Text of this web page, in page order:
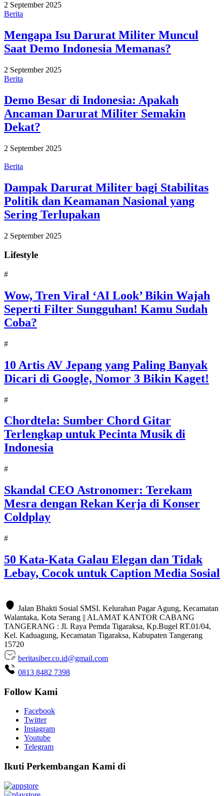
2 September 2025
Berita
Mengapa Isu Darurat Militer Muncul
Saat Demo Indonesia Memanas?
2 September 2025
Berita
Demo Besar di Indonesia: Apakah
Ancaman Darurat Militer Semakin
Dekat?
2 September 2025
Berita
Dampak Darurat Militer bagi Stabilitas
Politik dan Keamanan Nasional yang
Sering Terlupakan
2 September 2025
Lifestyle
#
Wow, Tren Viral ‘AI Look’ Bikin Wajah
Seperti Filter Sungguhan! Kamu Sudah
Coba?
#
10 Artis AV Jepang yang Paling Banyak
Dicari di Google, Nomor 3 Bikin Kaget!
#
Chordtela: Sumber Chord Gitar
Terlengkap untuk Pecinta Musik di
Indonesia
#
Skandal CEO Astronomer: Terekam
Mesra dengan Rekan Kerja di Konser
Coldplay
#
50 Kata-Kata Galau Elegan dan Tidak
Lebay, Cocok untuk Caption Media Sosial
Jalan Bhakti Sosial SMSI. Kelurahan Pagar Agung, Kecamatan
Walantaka, Kota Serang || ALAMAT KANTOR CABANG
TANGERANG : Jl. Raya Pemda Tigaraksa, Kp.Bugel RT.01/04,
Kel. Kaduagung, Kecamatan Tigaraksa, Kabupaten Tangerang
15720
beritasiber.co.id@gmail.com
0813 8482 7398
Follow Kami
Facebook
Twitter
Instagram
Youtube
Telegram
Ikuti Perkembangan Kami di